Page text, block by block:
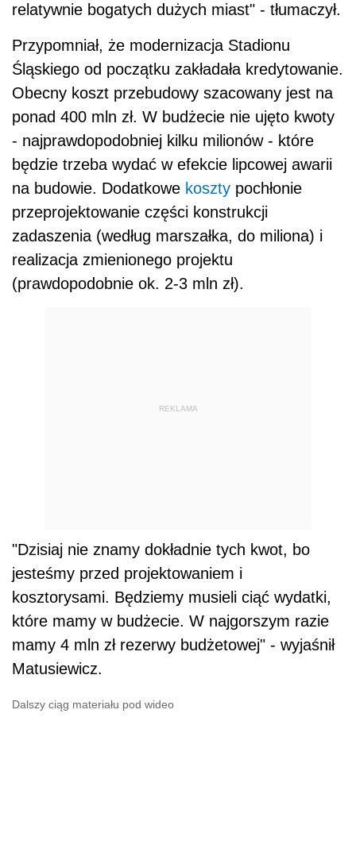
relatywnie bogatych dużych miast" - tłumaczył.
Przypomniał, że modernizacja Stadionu
Śląskiego od początku zakładała kredytowanie.
Obecny koszt przebudowy szacowany jest na
ponad 400 mln zł. W budżecie nie ujęto kwoty
- najprawdopodobniej kilku milionów - które
będzie trzeba wydać w efekcie lipcowej awarii
na budowie. Dodatkowe koszty pochłonie
przeprojektowanie części konstrukcji
zadaszenia (według marszałka, do miliona) i
realizacja zmienionego projektu
(prawdopodobnie ok. 2-3 mln zł).
REKLAMA
"Dzisiaj nie znamy dokładnie tych kwot, bo
jesteśmy przed projektowaniem i
kosztorysami. Będziemy musieli ciąć wydatki,
które mamy w budżecie. W najgorszym razie
mamy 4 mln zł rezerwy budżetowej" - wyjaśnił
Matusiewicz.
Dalszy ciąg materiału pod wideo